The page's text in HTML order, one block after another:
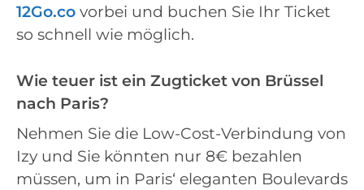
12Go.co vorbei und buchen Sie Ihr Ticket
so schnell wie möglich.
Wie teuer ist ein Zugticket von Brüssel
nach Paris?
Nehmen Sie die Low-Cost-Verbindung von
Izy und Sie könnten nur 8€ bezahlen
müssen, um in Paris‘ eleganten Boulevards